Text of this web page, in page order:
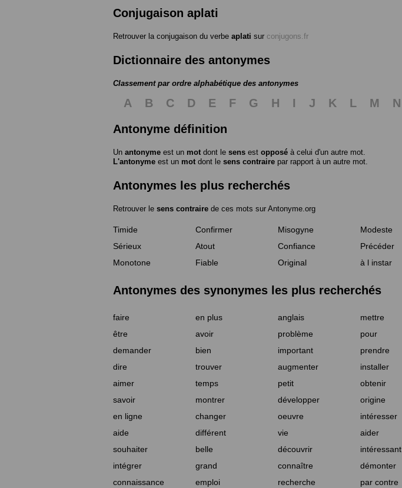
Conjugaison aplati
Retrouver la conjugaison du verbe aplati sur conjugons.fr
Dictionnaire des antonymes
Classement par ordre alphabétique des antonymes
A B C D E F G H I J K L M N
Antonyme définition
Un antonyme est un mot dont le sens est opposé à celui d'un autre mot.
L'antonyme est un mot dont le sens contraire par rapport à un autre mot.
Antonymes les plus recherchés
Retrouver le sens contraire de ces mots sur Antonyme.org
Timide Confirmer Misogyne Modeste
Sérieux
Atout Confiance Précéder
Monotone
Fiable Original à l instar
Antonymes des synonymes les plus recherchés
faire en plus anglais mettre
être
avoir problème pour
demander
bien important prendre
dire
trouver augmenter installer
aimer
temps petit obtenir
savoir
montrer développer origine
en ligne
changer oeuvre intéresser
aide
différent vie aider
souhaiter
belle découvrir intéressant
intégrer
grand connaître démonter
connaissance
emploi recherche par contre